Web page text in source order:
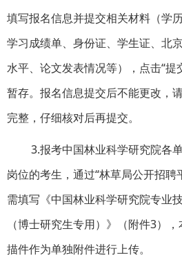
填写报名信息并提交相关材料（学
学习成绩单、身份证、学生证、北
水平、论文发表情况等），点击“提
暂存。报名信息提交后不能更改，
完整，仔细核对后再提交。
3.报考中国林业科学研究院各
岗位的考生，通过“林草局公开招聘
需填写《中国林业科学研究院专业
（博士研究生专用）》（附件3）
描件作为单独附件进行上传。